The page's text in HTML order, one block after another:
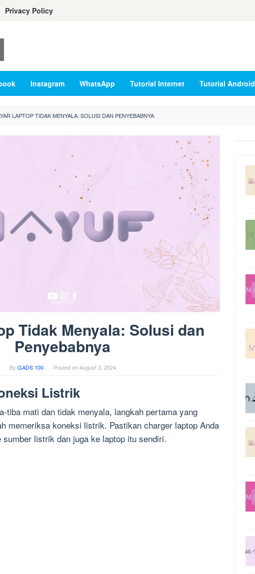
Privacy Policy
Instagram WhatsApp Tutorial Internet Tutorial Android
LAPTOP TIDAK MENYALA: SOLUSI DAN PENYEBABNYA
Tidak Menyala: Solusi dan
Penyebabnya
By GADS 100 Posted onAugust 3, 2024
Listrik
tiba mati dan tidak menyala, langkah pertama yang
memeriksa koneksi listrik. Pastikan charger laptop Anda
sumber listrik dan juga ke laptop itu sendiri.